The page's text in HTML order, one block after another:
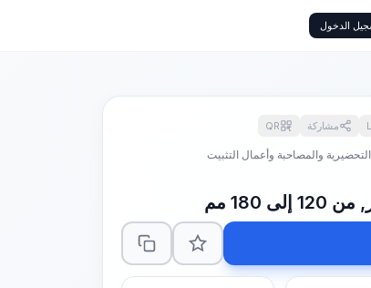
الدخول
مشاركة QR
والمصاحبة وأعمال التثبيت
مم